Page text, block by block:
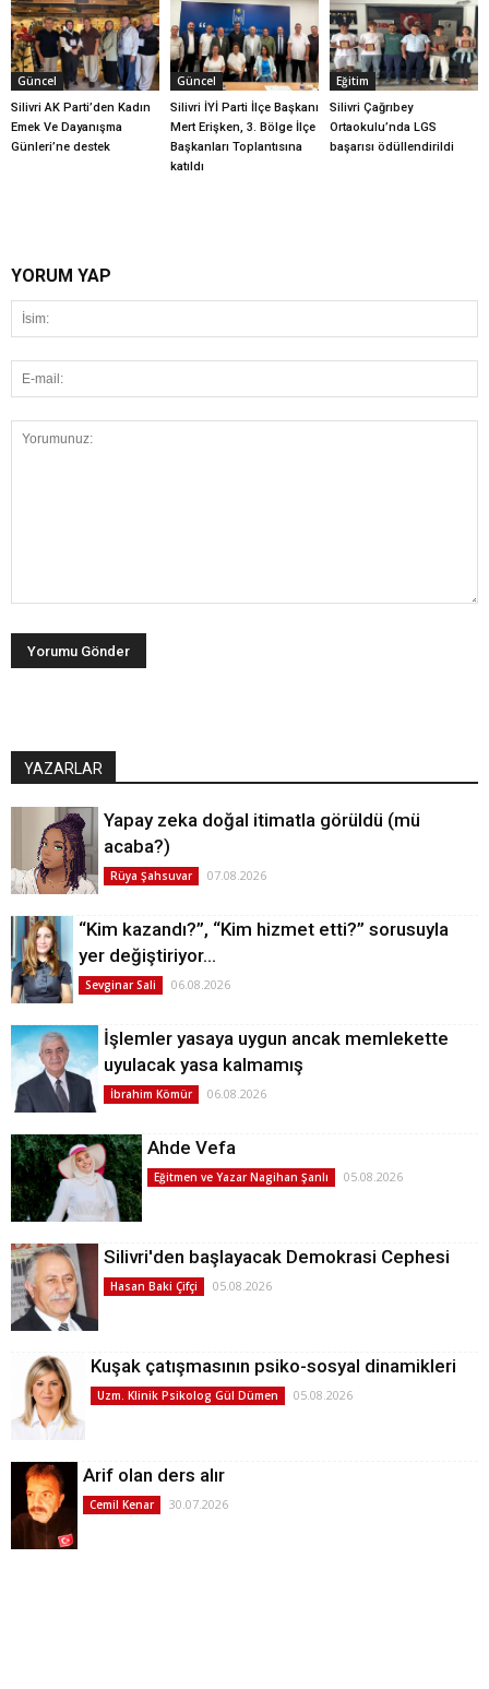
Güncel
Silivri AK Parti’den Kadın
Emek Ve Dayanışma
Günleri’ne destek
Güncel
Silivri İYİ Parti İlçe Başkanı
Mert Erişken, 3. Bölge İlçe
Başkanları Toplantısına
katıldı
Eğitim
Silivri Çağrıbey
Ortaokulu’nda LGS
başarısı ödüllendirildi
YORUM YAP
YAZARLAR
Yapay zeka doğal itimatla görüldü (mü
acaba?)
Rüya Şahsuvar 07.08.2026
“Kim kazandı?”, “Kim hizmet etti?” sorusuyla
yer değiştiriyor…
Sevginar Sali 06.08.2026
İşlemler yasaya uygun ancak memlekette
uyulacak yasa kalmamış
İbrahim Kömür 06.08.2026
Ahde Vefa
Eğitmen ve Yazar Nagihan Şanlı 05.08.2026
Silivri'den başlayacak Demokrasi Cephesi
Hasan Baki Çifçi 05.08.2026
Kuşak çatışmasının psiko-sosyal dinamikleri
Uzm. Klinik Psikolog Gül Dümen 05.08.2026
Arif olan ders alır
Cemil Kenar 30.07.2026